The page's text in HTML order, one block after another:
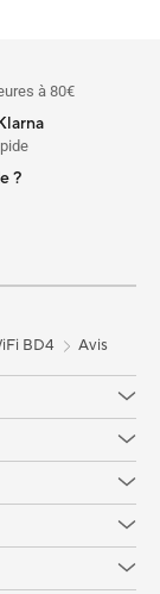
à 80€
?
BD4 Avis